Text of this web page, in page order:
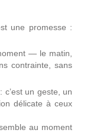
une promesse :
— le matin,
contrainte, sans
c’est un geste, un
délicate à ceux
au moment